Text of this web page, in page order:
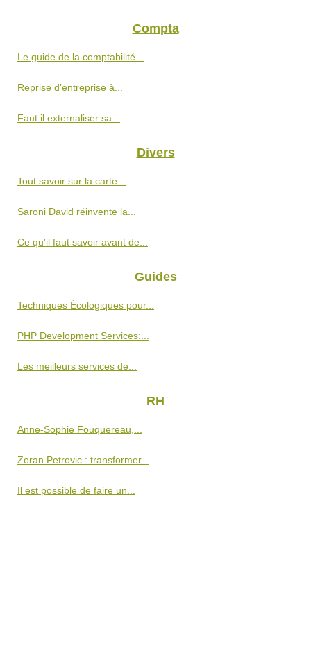
Compta
Le guide de la comptabilité...
Reprise d’entreprise à...
Faut il externaliser sa...
Divers
Tout savoir sur la carte...
Saroni David réinvente la...
Ce qu'il faut savoir avant de...
Guides
Techniques Écologiques pour...
PHP Development Services:...
Les meilleurs services de...
RH
Anne-Sophie Fouquereau,...
Zoran Petrovic : transformer...
Il est possible de faire un...